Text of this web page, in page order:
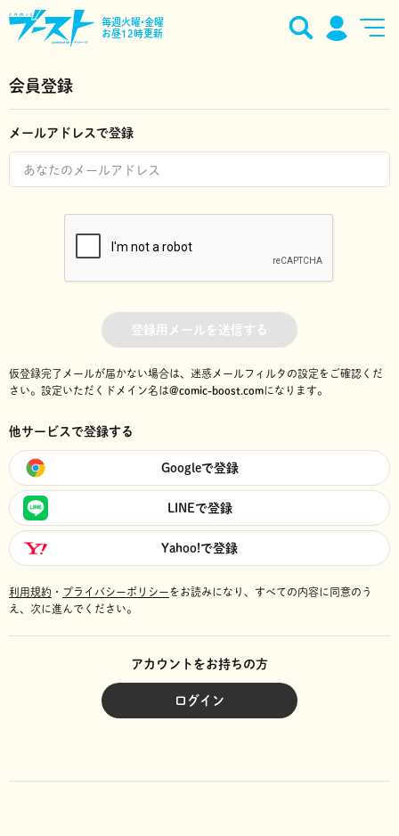
毎週火曜•金曜
お昼12時更新
会員登録
メールアドレスで登録
登録用メールを送信する
仮登録完了メールが届かない場合は、迷惑メールフィルタの設定をご確認くだ
さい。 設定いただくドメイン名は@comic-boost.comになります。
他サービスで登録する
Googleで登録
LINEで登録
Yahoo!で登録
利用規約 ・ プライバシーポリシーをお読みになり、 すべての内容に同意のう
え、次に進んでください。
アカウントをお持ちの方
ログイン